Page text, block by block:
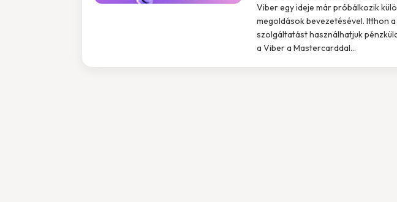
Viber egy ideje már próbálkozik
megoldások bevezetésével. Itthon
szolgáltatást használhatjuk
a Viber a Mastercarddal...